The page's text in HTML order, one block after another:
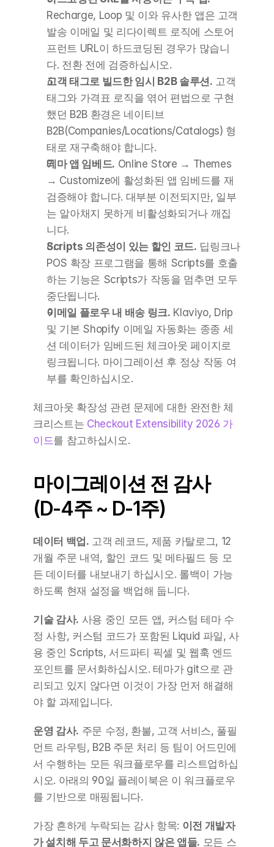
Recharge, Loop 및 이와 유사한 앱은 고객
발송 이메일 및 리다이렉트 로직에 스토어
프런트 URL이 하드코딩된 경우가 많습니
다. 전환 전에 검증하십시오.
고객 태그로 빌드한 임시 B2B 솔루션. 고객
태그와 가격표 로직을 엮어 편법으로 구현
했던 B2B 환경은 네이티브
B2B(Companies/Locations/Catalogs) 형
태로 재구축해야 합니다.
테마 앱 임베드. Online Store → Themes
→ Customize에 활성화된 앱 임베드를 재
검증해야 합니다. 대부분 이전되지만, 일부
는 알아채지 못하게 비활성화되거나 깨집
니다.
Scripts 의존성이 있는 할인 코드. 딥링크나
POS 확장 프로그램을 통해 Scripts를 호출
하는 기능은 Scripts가 작동을 멈추면 모두
중단됩니다.
이메일 플로우 내 배송 링크. Klaviyo, Drip
및 기본 Shopify 이메일 자동화는 종종 세
션 데이터가 임베드된 체크아웃 페이지로
링크됩니다. 마이그레이션 후 정상 작동 여
부를 확인하십시오.
체크아웃 확장성 관련 문제에 대한 완전한 체
크리스트는 Checkout Extensibility 2026 가
이드를 참고하십시오.
마이그레이션 전 감사
(D-4주 ~ D-1주)
데이터 백업. 고객 레코드, 제품 카탈로그, 12
개월 주문 내역, 할인 코드 및 메타필드 등 모
든 데이터를 내보내기 하십시오. 롤백이 가능
하도록 현재 설정을 백업해 둡니다.
기술 감사. 사용 중인 모든 앱, 커스텀 테마 수
정 사항, 커스텀 코드가 포함된 Liquid 파일, 사
용 중인 Scripts, 서드파티 픽셀 및 웹훅 엔드
포인트를 문서화하십시오. 테마가 git으로 관
리되고 있지 않다면 이것이 가장 먼저 해결해
야 할 과제입니다.
운영 감사. 주문 수정, 환불, 고객 서비스, 풀필
먼트 라우팅, B2B 주문 처리 등 팀이 어드민에
서 수행하는 모든 워크플로우를 리스트업하십
시오. 아래의 90일 플레이북은 이 워크플로우
를 기반으로 매핑됩니다.
가장 흔하게 누락되는 감사 항목: 이전 개발자
가 설치해 두고 문서화하지 않은 앱들. 모든 스